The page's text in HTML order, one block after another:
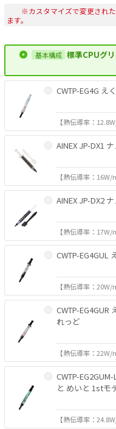
※カスタマイズで変更された
ます。
標準CPUグ
CWTP-EG4G え
【熱伝導率：
AINEX JP-DX1
【熱伝導率：16W/
AINEX JP-DX2
【熱伝導率：17W/
CWTP-EG4GUL
【熱伝導率：20W/
CWTP-
れっど
【熱伝導率：22W/
CWTP-
と めいと 1stモ
【熱伝導率：